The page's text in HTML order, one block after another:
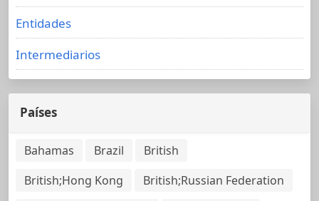
Entidades
Intermediarios
Países
Bahamas Brazil
British
British;Hong Kong
British;Russian Federation